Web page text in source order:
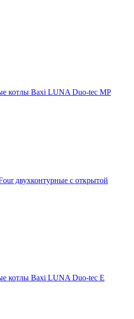
котлы Baxi LUNA Duo-tec MP
двухконтурные с открытой
котлы Baxi LUNA Duo-tec E